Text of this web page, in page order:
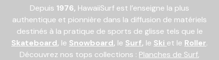
Depuis 1976, HawaiiSurf est l’enseigne la plus
authentique et pionnière dans la diffusion de matériels
destinés à la pratique de sports de glisse tels que le
Skateboard, le Snowboard, le Surf, le Ski et le Roller.
Découvrez nos tops collections : Planches de Surf,